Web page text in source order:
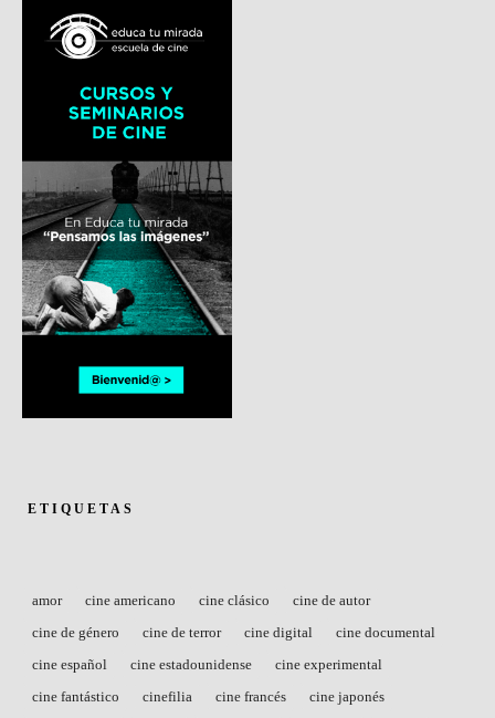
ETIQUETAS
amor cine americano cine clásico
cine de autor
cine de género
cine de terror cine digital
cine documental
cine español
cine estadounidense
cine experimental
cine fantástico
cinefilia cine francés
cine japonés